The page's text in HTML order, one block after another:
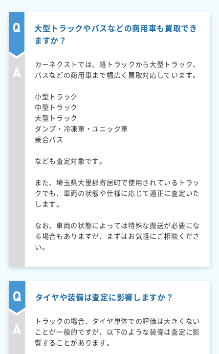
大型トラックやバスなどの商用車も買取でき
ますか？
カーネクストでは、軽トラックから大型トラック、
バスなどの商用車まで幅広く買取対応しています。
小型トラック
中型トラック
大型トラック
ダンプ・冷凍車・ユニック車
乗合バス
なども査定対象です。
また、埼玉県大里郡寄居町で使用されているトラッ
クでも、車両の状態や仕様に応じて適正に査定いた
します。
なお、車両の状態によっては特殊な搬送が必要にな
る場合もありますが、まずはお気軽にご相談くださ
い。
タイヤや装備は査定に影響しますか？
トラックの場合、タイヤ単体での評価は大きくない
ことが一般的ですが、以下のような装備は査定に影
響することがあります。